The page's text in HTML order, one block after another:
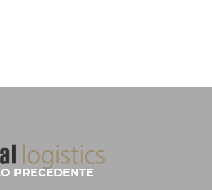
PRECEDENTE